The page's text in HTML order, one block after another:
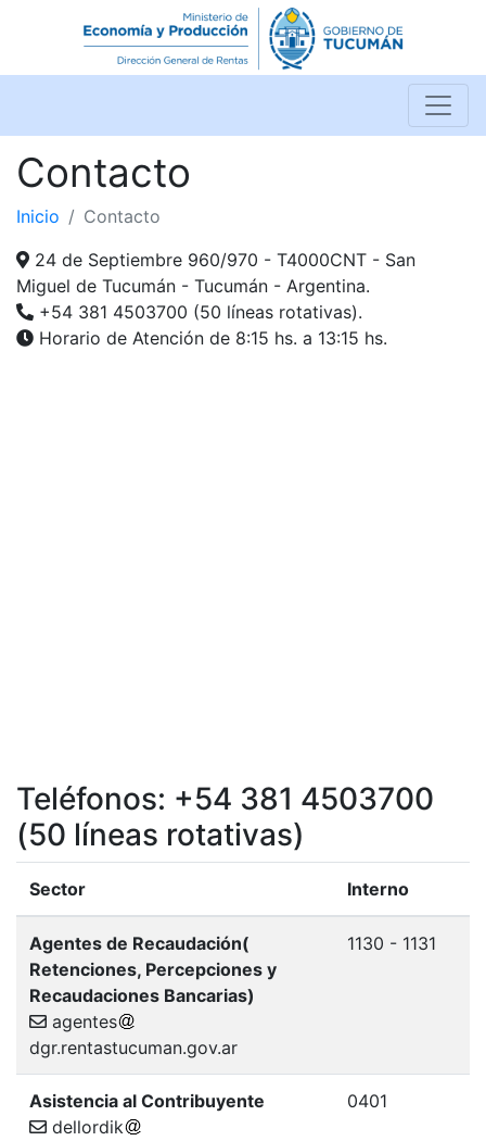
Contacto
Inicio
Contacto
24 de Septiembre 960/970 - T4000CNT - San
Miguel de Tucumán - Tucumán - Argentina.
+54 381 4503700 (50 líneas rotativas).
Horario de Atención de 8:15 hs. a 13:15 hs.
Teléfonos: +54 381 4503700
(50 líneas rotativas)
Sector Interno
Agentes de Recaudación(
Retenciones, Percepciones y
Recaudaciones Bancarias)
agentes
dgr.rentastucuman.gov.ar
1130 - 1131
Asistencia al Contribuyente
dellordik
0401